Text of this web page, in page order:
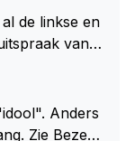
de linkse en
van e
niet wet
normale a
regering
Anders
Zie Bezech